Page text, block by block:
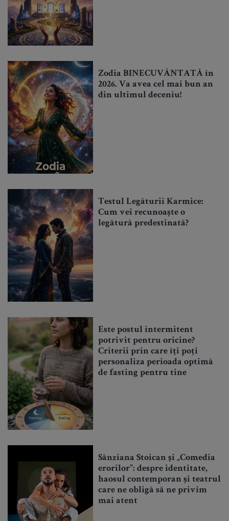
Zodia BINECUVÂNTATĂ în
2026. Va avea cel mai bun an
din ultimul deceniu!
Testul Legăturii Karmice:
Cum vei recunoaște o
legătură predestinată?
Este postul intermitent
potrivit pentru oricine?
Criterii prin care îți poți
personaliza perioada optimă
de fasting pentru tine
Sânziana Stoican și „Comedia
erorilor”: despre identitate,
haosul contemporan și teatrul
care ne obligă să ne privim
mai atent